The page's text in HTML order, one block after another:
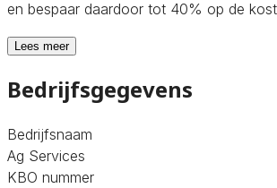
en bespaar daardoor tot 40% op de
Lees meer
Bedrijfsgegevens
Bedrijfsnaam
Ag Services
KBO nummer